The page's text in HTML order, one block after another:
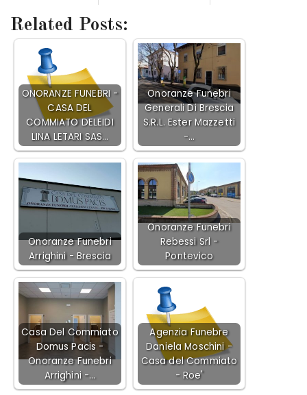
Related Posts:
ONORANZE FUNEBRI -
CASA DEL
COMMIATO DELEIDI
LINA LETARI SAS…
Onoranze Funebri
Generali Di Brescia
S.R.L. Ester Mazzetti
-…
Onoranze Funebri
Arrighini - Brescia
Onoranze Funebri
Rebessi Srl -
Pontevico
Casa Del Commiato
Domus Pacis -
Onoranze Funebri
Arrighini -…
Agenzia Funebre
Daniela Moschini -
Casa del Commiato
- Roe'